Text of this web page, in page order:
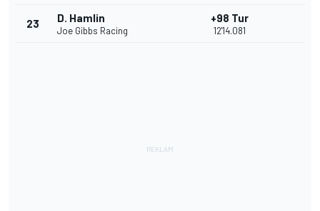
23 D. Hamlin
Joe Gibbs Racing
+98 Tur
12'14.081